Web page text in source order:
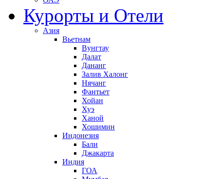
Курорты и Отели
Азия
Вьетнам
Вунгтау
Далат
Дананг
Залив Халонг
Нячанг
Фантьет
Хойан
Хуэ
Ханой
Хошимин
Индонезия
Бали
Джакарта
Индия
ГОА